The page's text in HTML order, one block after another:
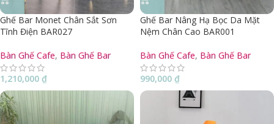
Ghế Bar Monet Chân Sắt Sơn
Tĩnh Điện BAR027
Bàn Ghế Cafe, Bàn Ghế Bar
1,210,000 ₫
Ghế Bar Nâng Hạ Bọc Da Mặt
Nệm Chân Cao BAR001
Bàn Ghế Cafe, Bàn Ghế Bar
990,000 ₫